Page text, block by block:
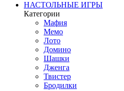
НАСТОЛЬНЫЕ ИГРЫ
Категории
Мафия
Мемо
Лото
Домино
Шашки
Дженга
Твистер
Бродилки